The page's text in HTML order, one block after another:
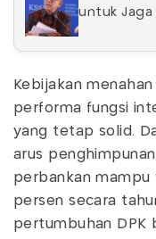
untuk Jaga
Kebijakan
performa fungsi
yang tetap solid.
arus
perbankan mampu
persen secara
pertumbuhan DPK